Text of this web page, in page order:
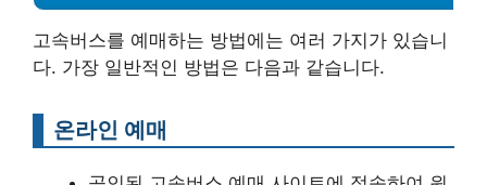
고속버스를 예매하는 방법에는 여러 가지가 있습니
다. 가장 일반적인 방법은 다음과 같습니다.
온라인 예매